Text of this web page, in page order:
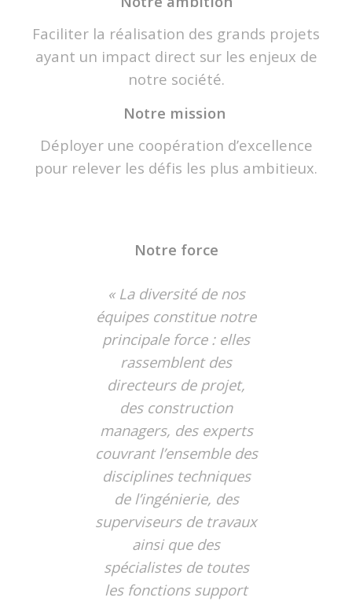
Faciliter la réalisation des grands projets
ayant un impact direct sur les enjeux de
notre société.
Notre mission
Déployer une coopération d’excellence
pour relever les défis les plus ambitieux.
Notre force
« La diversité de nos
équipes constitue notre
principale force : elles
rassemblent des
directeurs de projet,
des construction
managers, des experts
couvrant l’ensemble des
disciplines techniques
de l’ingénierie, des
superviseurs de travaux
ainsi que des
spécialistes de toutes
les fonctions support